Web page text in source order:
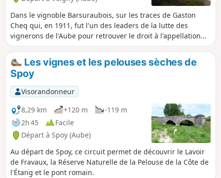
GR® Gaston Bachelard.
Dans le vignoble Barsuraubois, sur les traces de Gaston
Cheq qui, en 1911, fut l'un des leaders de la lutte des
vignerons de l'Aube pour retrouver le droit à l'appellation
champagne.
Les vignes et les pelouses sèches de
Spoy
Visorandonneur
8,29 km
+120 m
-119 m
2h 45
Facile
Départ à Spoy (Aube)
Au départ de Spoy, ce circuit permet de découvrir le Lavoir
de Fravaux, la Réserve Naturelle de la Pelouse de la Côte de
l'Étang et le pont romain.